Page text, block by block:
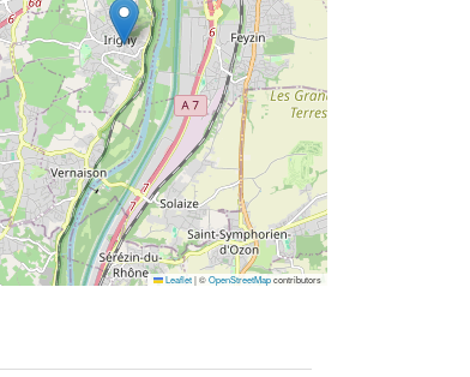
Leaflet |©OpenStreetMapcontributors